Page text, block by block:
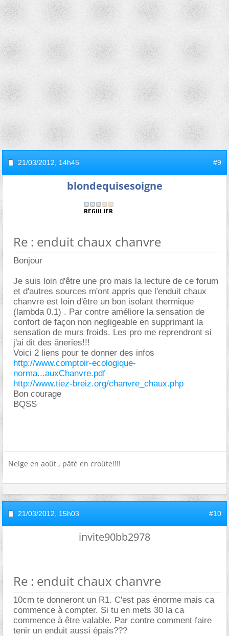
21/03/2012, 14h45 #9
blondequisesoigne
Re : enduit chaux chanvre
Bonjour
Je suis loin d'être une pro mais la lecture de ce forum
et d'autres sources m'ont appris que l'enduit chaux
chanvre est loin d'être un bon isolant thermique
(lambda 0.1) . Par contre améliore la sensation de
confort de façon non negligeable en supprimant la
sensation de murs froids. Les pro me reprendront si
j'ai dit des âneries!!!
Voici 2 liens pour te donner des infos
http://www.comptoir-ecologique-
norma...auxChanvre.pdf
http://www.tiez-breiz.org/chanvre_chaux.php
Bon courage
BQSS
Neige en août , pâté en croûte!!!!
21/03/2012, 15h03 #10
invite90bb2978
Re : enduit chaux chanvre
10cm te donneront un R1. C'est pas énorme mais ca
commence à compter. Si tu en mets 30 la ca
commence à être valable. Par contre comment faire
tenir un enduit aussi épais???